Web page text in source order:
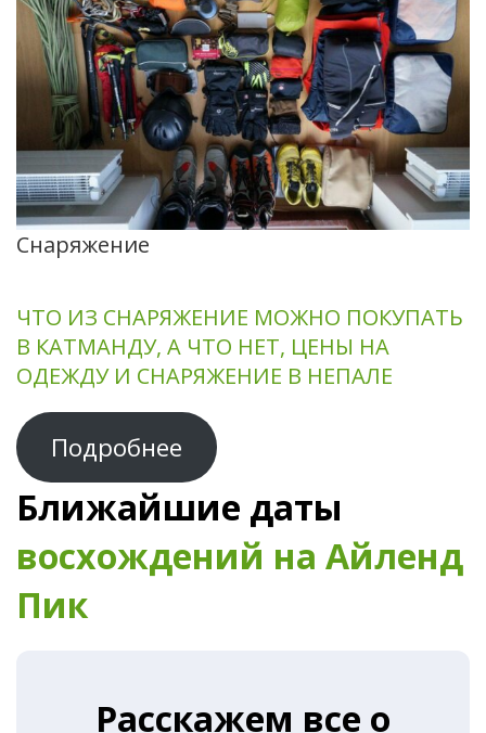
Снаряжение
ЧТО ИЗ СНАРЯЖЕНИЕ МОЖНО ПОКУПАТЬ
В КАТМАНДУ, А ЧТО НЕТ, ЦЕНЫ НА
ОДЕЖДУ И СНАРЯЖЕНИЕ В НЕПАЛЕ
Подробнее
Ближайшие даты
восхождений на Айленд
Пик
Расскажем все о